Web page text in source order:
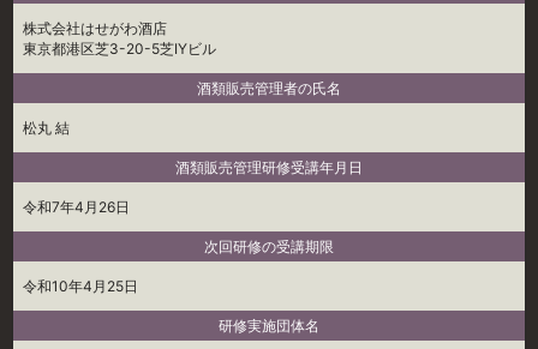
株式会社はせがわ酒店
東京都港区芝3-20-5芝IYビル
酒類販売管理者の氏名
松丸 結
酒類販売管理研修受講年月日
令和7年4月26日
次回研修の受講期限
令和10年4月25日
研修実施団体名